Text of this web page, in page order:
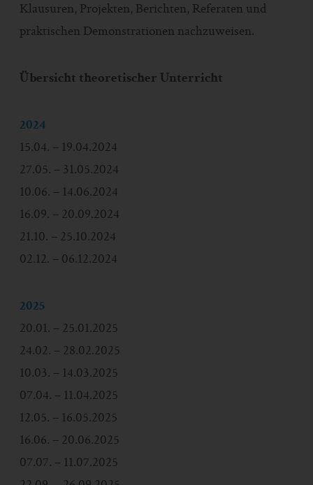
Klausuren, Projekten, Berichten, Referaten und
praktischen Demonstrationen nachzuweisen.
Übersicht theoretischer Unterricht
2024
15.04. – 19.04.2024
27.05. – 31.05.2024
10.06. – 14.06.2024
16.09. – 20.09.2024
21.10. – 25.10.2024
02.12. – 06.12.2024
2025
20.01. – 25.01.2025
24.02. – 28.02.2025
10.03. – 14.03.2025
07.04. – 11.04.2025
12.05. – 16.05.2025
16.06. – 20.06.2025
07.07. – 11.07.2025